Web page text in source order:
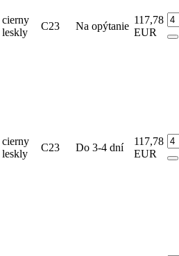
cierny
leskly
C23 Na opýtanie
117,78
EUR
cierny
leskly
C23 Do 3-4 dní
117,78
EUR